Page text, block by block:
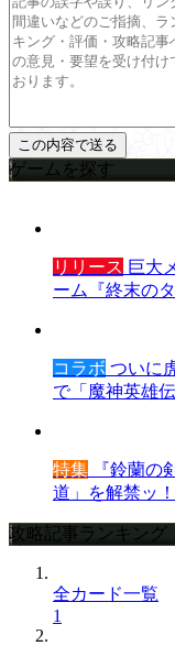
ゲームを探す
リリース 巨大
ーム『終末の
コラボ ついに
で「魔神英雄
特集 『鈴蘭の
道」を解禁ッ
攻略記事ランキング
全カード一覧
1